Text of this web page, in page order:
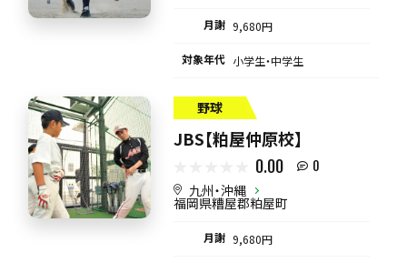
月謝 9,680円
対象年代 小学生・中学生
野球
JBS【粕屋仲原校】
0.00 0
九州・沖縄
福岡県糟屋郡粕屋町
月謝 9,680円